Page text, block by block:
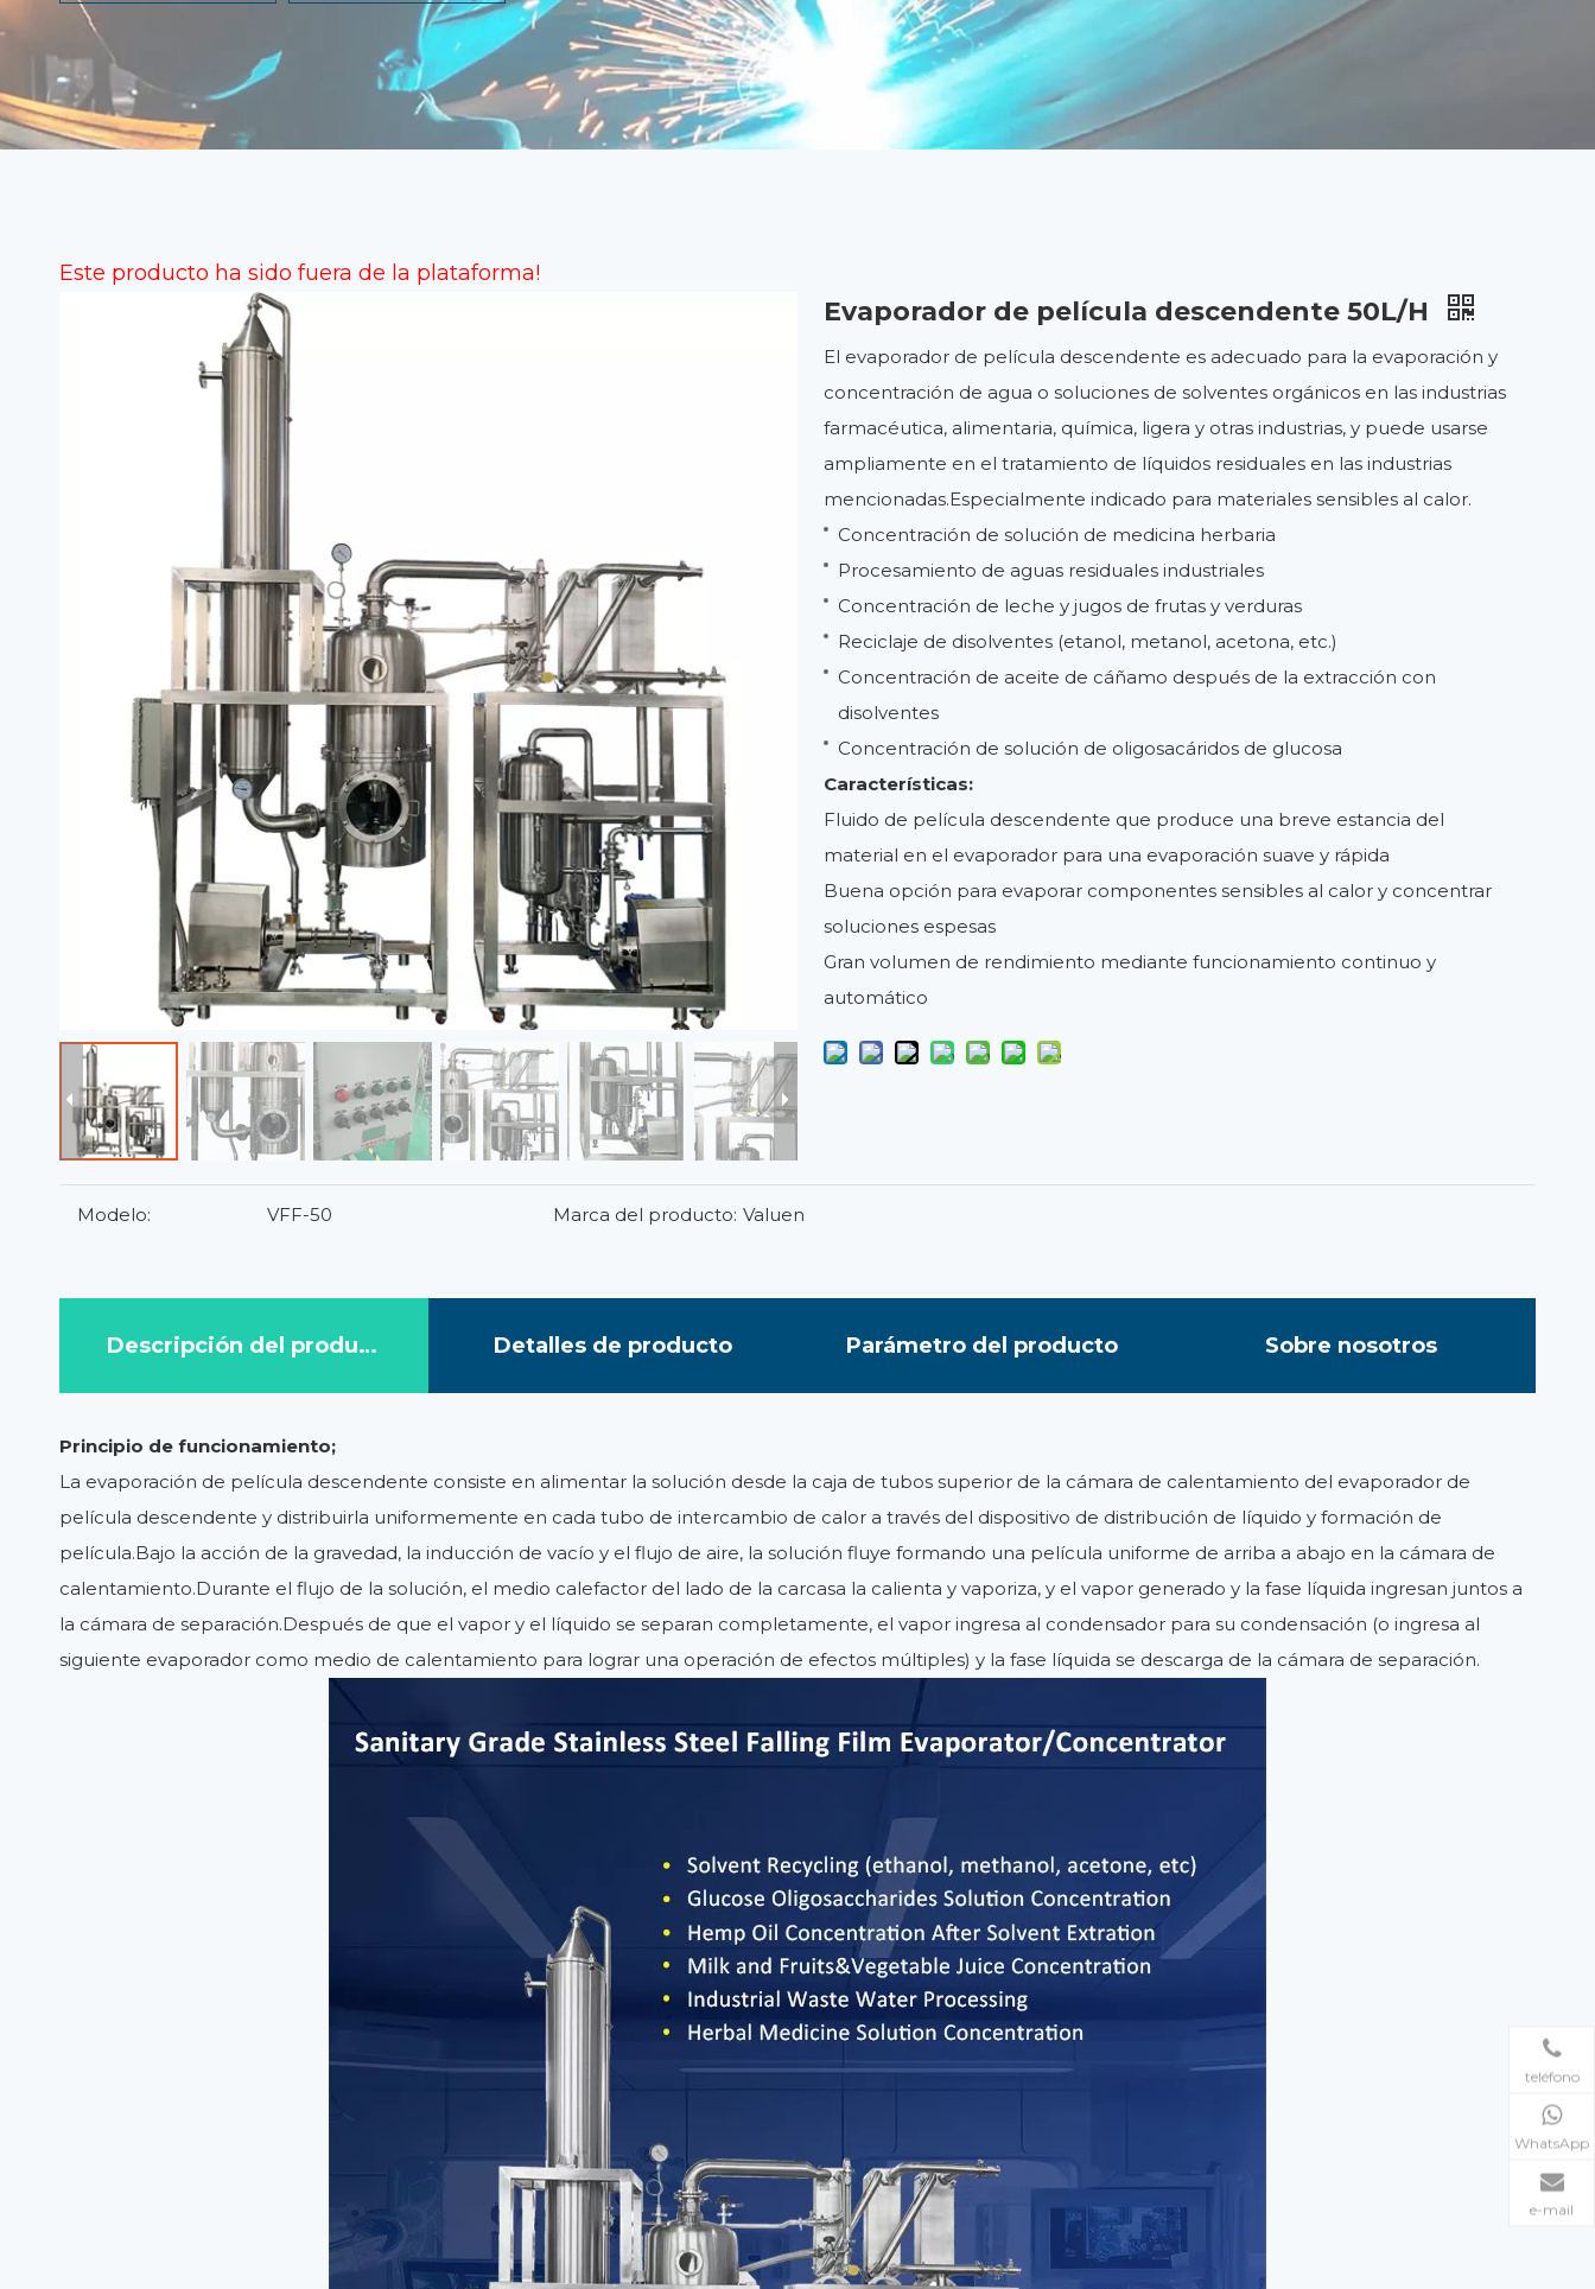
Este producto ha sido fuera de la plataforma!
Evaporador de película descendente 50L/H
El evaporador de película descendente es adecuado para la evaporación y
concentración de agua o soluciones de solventes orgánicos en las industrias
farmacéutica, alimentaria, química, ligera y otras industrias, y puede usarse
ampliamente en el tratamiento de líquidos residuales en las industrias
mencionadas.Especialmente indicado para materiales sensibles al calor.
Concentración de solución de medicina herbaria
Procesamiento de aguas residuales industriales
Concentración de leche y jugos de frutas y verduras
Reciclaje de disolventes (etanol, metanol, acetona, etc.)
Concentración de aceite de cáñamo después de la extracción con
disolventes
Concentración de solución de oligosacáridos de glucosa
Características:
Fluido de película descendente que produce una breve estancia del
material en el evaporador para una evaporación suave y rápida
Buena opción para evaporar componentes sensibles al calor y concentrar
soluciones espesas
Gran volumen de rendimiento mediante funcionamiento continuo y
automático
Modelo: VFF-50 Marca del producto: Valuen
Descripción del producto Detalles de producto Parámetro del producto Sobre nosotros
Principio de funcionamiento;
La evaporación de película descendente consiste en alimentar la solución desde la caja de tubos superior de la cámara de calentamiento del evaporador de
película descendente y distribuirla uniformemente en cada tubo de intercambio de calor a través del dispositivo de distribución de líquido y formación de
película.Bajo la acción de la gravedad, la inducción de vacío y el flujo de aire, la solución fluye formando una película uniforme de arriba a abajo en la cámara de
calentamiento.Durante el flujo de la solución, el medio calefactor del lado de la carcasa la calienta y vaporiza, y el vapor generado y la fase líquida ingresan juntos a
la cámara de separación.Después de que el vapor y el líquido se separan completamente, el vapor ingresa al condensador para su condensación (o ingresa al
siguiente evaporador como medio de calentamiento para lograr una operación de efectos múltiples) y la fase líquida se descarga de la cámara de separación.
teléfono
WhatsApp
e-mail